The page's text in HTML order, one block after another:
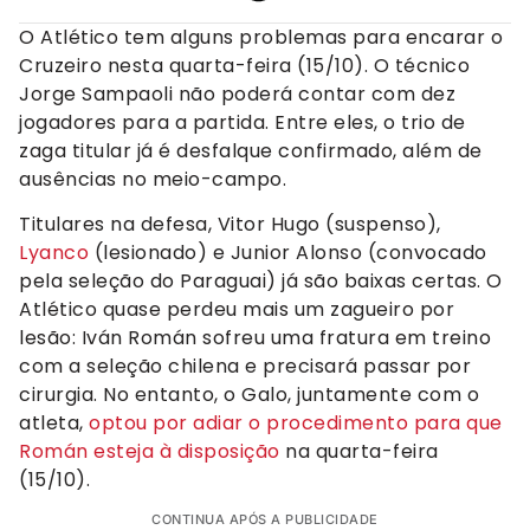
O Atlético tem alguns problemas para encarar o
Cruzeiro nesta quarta-feira (15/10). O técnico
Jorge Sampaoli não poderá contar com dez
jogadores para a partida. Entre eles, o trio de
zaga titular já é desfalque confirmado, além de
ausências no meio-campo.
Titulares na defesa, Vitor Hugo (suspenso),
Lyanco (lesionado) e Junior Alonso (convocado
pela seleção do Paraguai) já são baixas certas. O
Atlético quase perdeu mais um zagueiro por
lesão: Iván Román sofreu uma fratura em treino
com a seleção chilena e precisará passar por
cirurgia. No entanto, o Galo, juntamente com o
atleta, optou por adiar o procedimento para que
Román esteja à disposição na quarta-feira
(15/10).
CONTINUA APÓS A PUBLICIDADE